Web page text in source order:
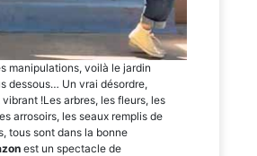
manipulations, voilà le jardin
dessous… Un vrai désordre,
!Les arbres, les fleurs, les
arrosoirs, les seaux remplis de
tous sont dans la bonne
est un spectacle de